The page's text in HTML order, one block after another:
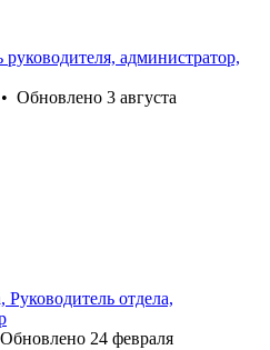
руководителя, администратор,
• Обновлено 3 августа
отдела,
Обновлено 24 февраля